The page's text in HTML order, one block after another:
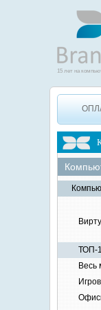
15 лет на
ТОП-
Весь